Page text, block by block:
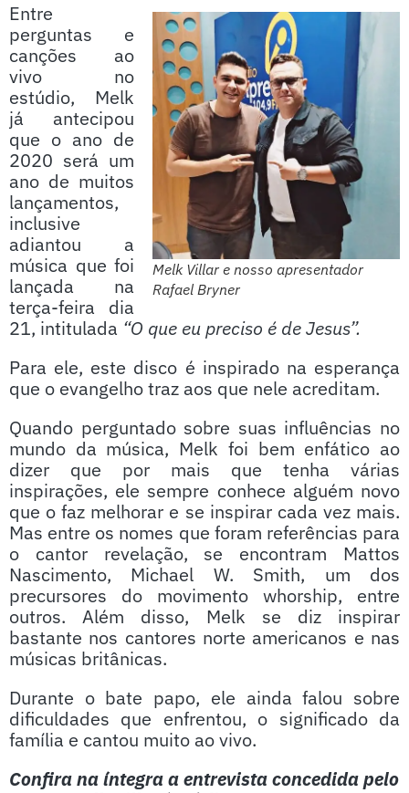
Melk Villar e nosso apresentador
Rafael Bryner
Entre
perguntas e
canções ao
vivo no
estúdio, Melk
já antecipou
que o ano de
2020 será um
ano de muitos
lançamentos,
inclusive
adiantou a
música que foi
lançada na
terça-feira dia
21, intitulada “O que eu preciso é de Jesus”.
Para ele, este disco é inspirado na esperança
que o evangelho traz aos que nele acreditam.
Quando perguntado sobre suas influências no
mundo da música, Melk foi bem enfático ao
dizer que por mais que tenha várias
inspirações, ele sempre conhece alguém novo
que o faz melhorar e se inspirar cada vez mais.
Mas entre os nomes que foram referências para
o cantor revelação, se encontram Mattos
Nascimento, Michael W. Smith, um dos
precursores do movimento whorship, entre
outros. Além disso, Melk se diz inspirar
bastante nos cantores norte americanos e nas
músicas britânicas.
Durante o bate papo, ele ainda falou sobre
dificuldades que enfrentou, o significado da
família e cantou muito ao vivo.
Confira na íntegra a entrevista concedida pelo